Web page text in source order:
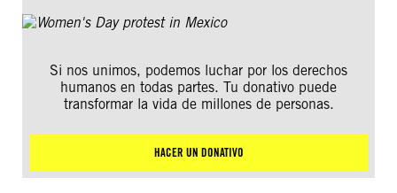
Si nos unimos, podemos luchar por los derechos
humanos en todas partes. Tu donativo puede
transformar la vida de millones de personas.
HACER UN DONATIVO